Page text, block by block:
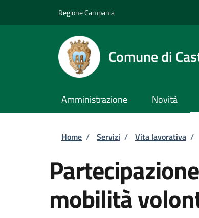
Regione Campania
Comune di
Amministrazione Novità
Briciole di pane
Home / Servizi / Vita lavorativa /
mobilità